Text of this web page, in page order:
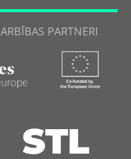
PARTNERI